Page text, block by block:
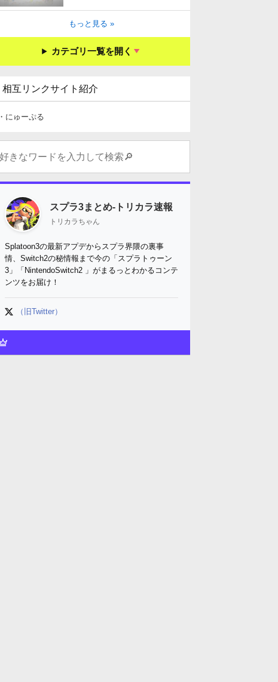
もっと見る »
カテゴリ一覧を開く
相互リンクサイト紹介
・にゅーぷる
スプラ3まとめ-トリカラ速報
トリカラちゃん
Splatoon3の最新アプデからスプラ界隈の裏事
情、Switch2の秘情報まで今の「スプラトゥーン
3」「NintendoSwitch2 」がまるっとわかるコンテ
ンツをお届け！
（旧Twitter）